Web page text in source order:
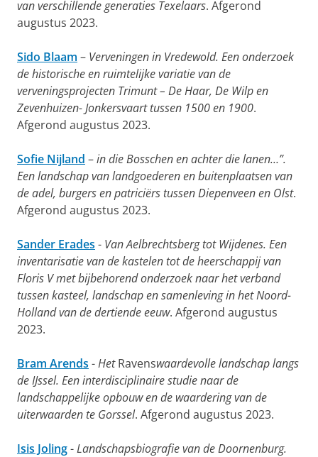
van verschillende generaties Texelaars. Afgerond
augustus 2023.
Sido Blaam – Verveningen in Vredewold. Een onderzoek
de historische en ruimtelijke variatie van de
verveningsprojecten Trimunt – De Haar, De Wilp en
Zevenhuizen- Jonkersvaart tussen 1500 en 1900.
Afgerond augustus 2023.
Sofie Nijland –in die Bosschen en achter die lanen…”.
Een landschap van landgoederen en buitenplaatsen van
de adel, burgers en patriciërs tussen Diepenveen en Olst.
Afgerond augustus 2023.
Sander Erades - Van Aelbrechtsberg tot Wijdenes. Een
inventarisatie van de kastelen tot de heerschappij van
Floris V met bijbehorend onderzoek naar het verband
tussen kasteel, landschap en samenleving in het Noord-
Holland van de dertiende eeuw. Afgerond augustus
2023.
Bram Arends -HetRavenswaardevolle landschap langs
de IJssel. Een interdisciplinaire studie naar de
landschappelijke opbouw en de waardering van de
uiterwaarden te Gorssel. Afgerond augustus 2023.
Isis Joling-Landschapsbiografie van de Doornenburg.